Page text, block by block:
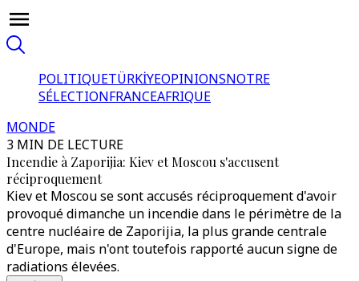
POLITIQUETÜRKİYEOPINIONSNOTRE
SÉLECTIONFRANCEAFRIQUE
MONDE
3 MIN DE LECTURE
Incendie à Zaporijia: Kiev et Moscou s'accusent
réciproquement
Kiev et Moscou se sont accusés réciproquement d'avoir
provoqué dimanche un incendie dans le périmètre de la
centre nucléaire de Zaporijia, la plus grande centrale
d'Europe, mais n'ont toutefois rapporté aucun signe de
radiations élevées.